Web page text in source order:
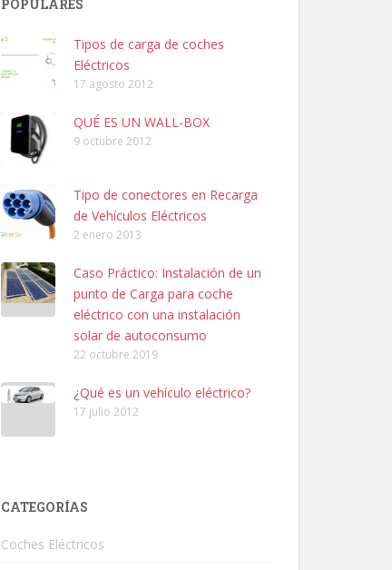
POPULARES
Tipos de carga de coches
Eléctricos
17 agosto 2012
QUÉ ES UN WALL-BOX
9 octubre 2012
Tipo de conectores en Recarga
de Vehículos Eléctricos
2 enero 2013
Caso Práctico: Instalación de un
punto de Carga para coche
eléctrico con una instalación
solar de autoconsumo
22 octubre 2019
¿Qué es un vehículo eléctrico?
17 julio 2012
CATEGORÍAS
Coches Eléctricos